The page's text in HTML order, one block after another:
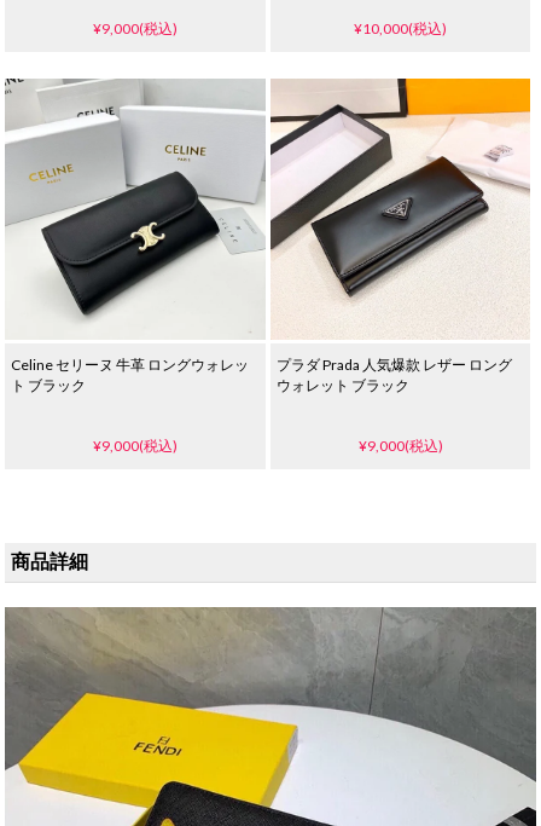
¥9,000(税込) ¥10,000(税込)
Celine セリーヌ 牛革 ロングウォレッ
ト ブラック
¥9,000(税込)
プラダ Prada 人気爆款 レザー ロング
ウォレット ブラック
¥9,000(税込)
商品詳細